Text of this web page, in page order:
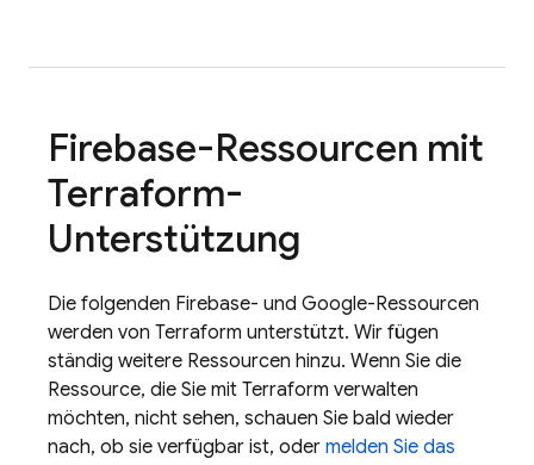
Firebase-Ressourcen mit
Terraform-
Unterstützung
Die folgenden Firebase- und Google-Ressourcen
werden von Terraform unterstützt. Wir fügen
ständig weitere Ressourcen hinzu. Wenn Sie die
Ressource, die Sie mit Terraform verwalten
möchten, nicht sehen, schauen Sie bald wieder
nach, ob sie verfügbar ist, oder melden Sie das